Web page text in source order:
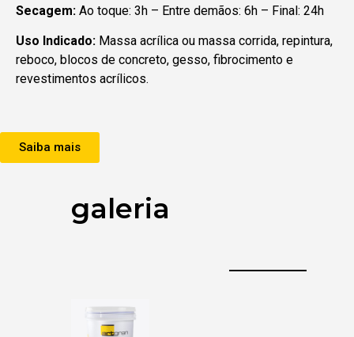
Secagem: Ao toque: 3h – Entre demãos: 6h – Final: 24h
Uso Indicado: Massa acrílica ou massa corrida, repintura,
reboco, blocos de concreto, gesso, fibrocimento e
revestimentos acrílicos.
Saiba mais
galeria